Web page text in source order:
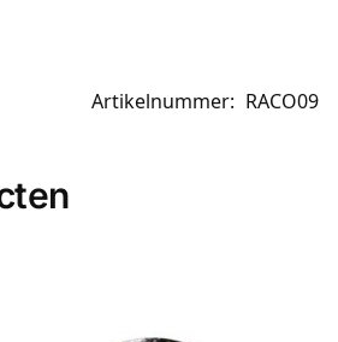
Artikelnummer: RACO09